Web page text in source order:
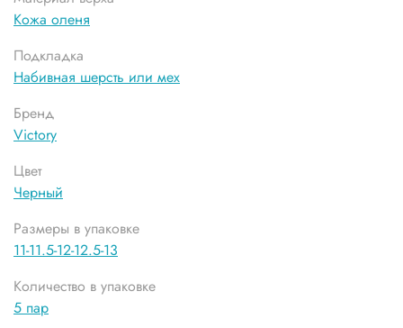
Кожа оленя
Подкладка
Набивная шерсть или мех
Бренд
Victory
Цвет
Черный
Размеры в упаковке
11-11.5-12-12.5-13
Количество в упаковке
5 пар